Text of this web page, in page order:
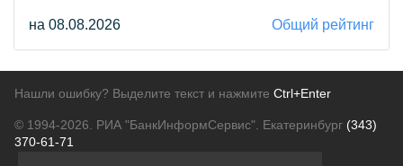
на 08.08.2026 Общий рейтинг
Нашли ошибку? Выделите текст и нажмите Ctrl+Enter
© 1994-2026. РИА "БанкИнформСервис". Екатеринбург (343)
370-61-71